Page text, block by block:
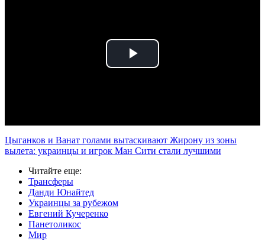
Play
Цыганков и Ванат голами вытаскивают Жирону из зоны
вылета: украинцы и игрок Ман Сити стали лучшими
Читайте еще:
Трансферы
Данди Юнайтед
Украинцы за рубежом
Евгений Кучеренко
Панетоликос
Мир